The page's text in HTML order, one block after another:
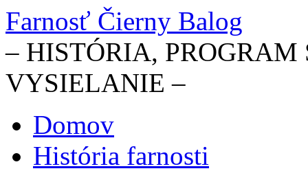
Farnosť Čierny Balog
– HISTÓRIA,
VYSIELANIE –
Domov
História farnosti